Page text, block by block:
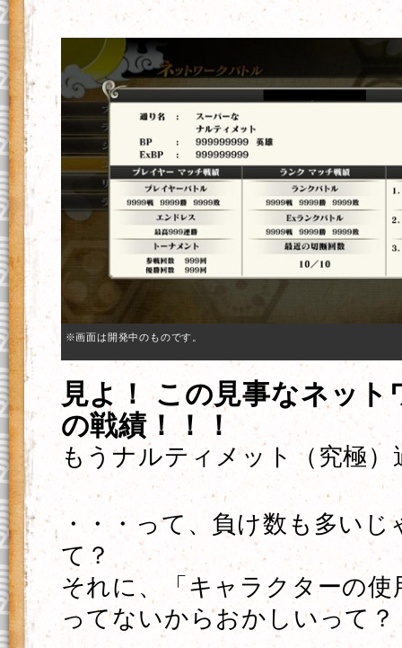
※画面は開発中のものです。
見よ！ この見事なネット
の戦績！！！
もうナルティメット（究極）
・・・って、負け数も多い
て？
それに、「キャラクターの使
ってないからおかしいって？